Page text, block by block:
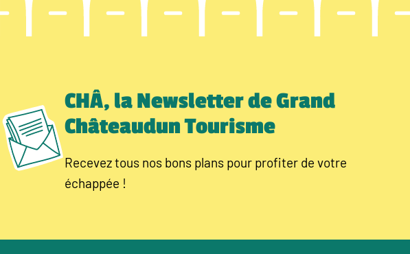
CHÂ, la Newsletter de Grand
Châteaudun Tourisme
Recevez tous nos bons plans pour profiter de votre
échappée !